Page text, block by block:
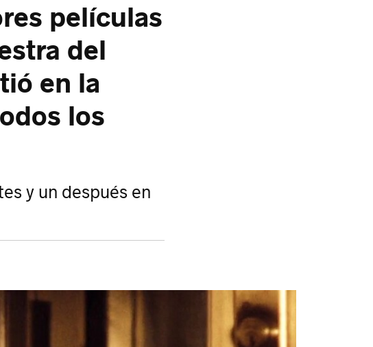
películas
del
en la
los
y un después en